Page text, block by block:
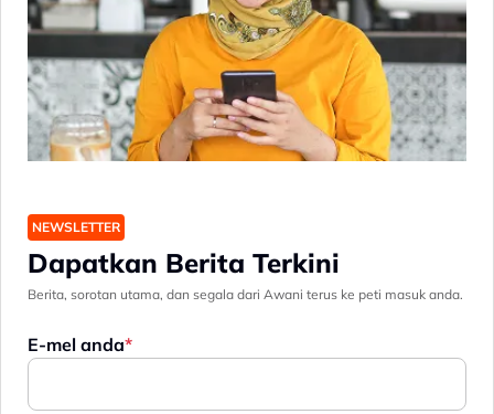
NEWSLETTER
Dapatkan Berita Terkini
Berita, sorotan utama, dan segala dari Awani terus ke peti masuk anda.
E-mel anda